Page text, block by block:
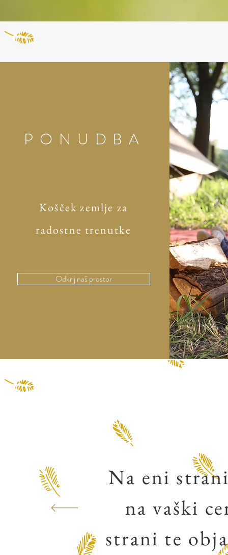
PONUDBA
Košček zemlje za
radostne trenutke
Odkrij naš prostor
Na eni
na vaški
strani te